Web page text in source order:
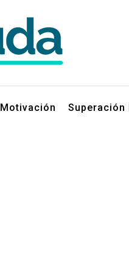
Motivación Superación